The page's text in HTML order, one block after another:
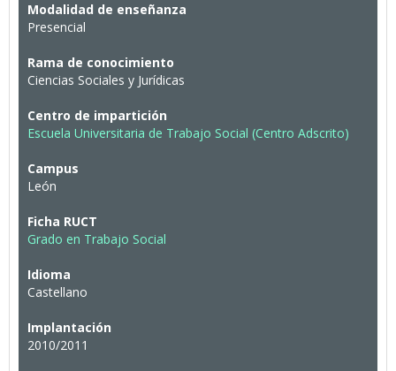
Modalidad de enseñanza
Presencial
Rama de conocimiento
Ciencias Sociales y Jurídicas
Centro de impartición
Escuela Universitaria de Trabajo Social (Centro Adscrito)
Campus
León
Ficha RUCT
Grado en Trabajo Social
Idioma
Castellano
Implantación
2010/2011